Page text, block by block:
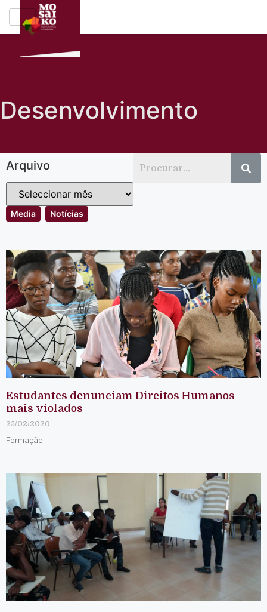
Desenvolvimento
Arquivo
Media Notícias
Estudantes denunciam Direitos Humanos
mais violados
25/02/2020
Formação